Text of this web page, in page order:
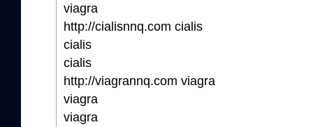
viagra
http://cialisnnq.com cialis
cialis
cialis
http://viagrannq.com viagra
viagra
viagra